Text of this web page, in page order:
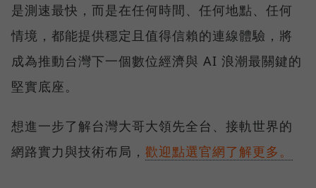
是測速最快，而是在任何時間、任何地點、任何
情境，都能提供穩定且值得信賴的連線體驗，將
成為推動台灣下一個數位經濟與 AI 浪潮最關鍵的
堅實底座。
想進一步了解台灣大哥大領先全台、接軌世界的
網路實力與技術布局， 歡迎點選官網了解更多。